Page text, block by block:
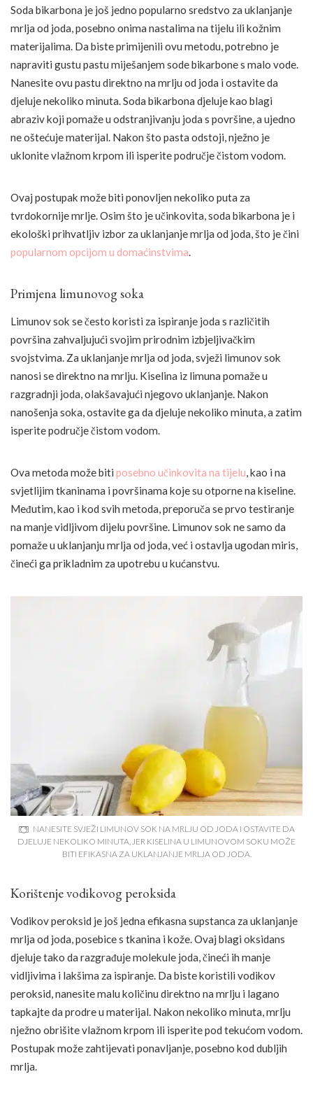
Soda bikarbona je još jedno popularno sredstvo za uklanjanje
mrlja od joda, posebno onima nastalima na tijelu ili kožnim
materijalima. Da biste primijenili ovu metodu, potrebno je
napraviti gustu pastu miješanjem sode bikarbone s malo vode.
Nanesite ovu pastu direktno na mrlju od joda i ostavite da
djeluje nekoliko minuta. Soda bikarbona djeluje kao blagi
abraziv koji pomaže u odstranjivanju joda s površine, a ujedno
ne oštećuje materijal. Nakon što pasta odstoji, nježno je
uklonite vlažnom krpom ili isperite područje čistom vodom.
Ovaj postupak može biti ponovljen nekoliko puta za
tvrdokornije mrlje. Osim što je učinkovita, soda bikarbona je i
ekološki prihvatljiv izbor za uklanjanje mrlja od joda, što je čini
popularnom opcijom u domaćinstvima.
Primjena limunovog soka
Limunov sok se često koristi za ispiranje joda s različitih
površina zahvaljujući svojim prirodnim izbjeljivačkim
svojstvima. Za uklanjanje mrlja od joda, svježi limunov sok
nanosi se direktno na mrlju. Kiselina iz limuna pomaže u
razgradnji joda, olakšavajući njegovo uklanjanje. Nakon
nanošenja soka, ostavite ga da djeluje nekoliko minuta, a zatim
isperite područje čistom vodom.
Ova metoda može biti posebno učinkovita na tijelu, kao i na
svjetlijim tkaninama i površinama koje su otporne na kiseline.
Međutim, kao i kod svih metoda, preporuča se prvo testiranje
na manje vidljivom dijelu površine. Limunov sok ne samo da
pomaže u uklanjanju mrlja od joda, već i ostavlja ugodan miris,
čineći ga prikladnim za upotrebu u kućanstvu.
NANESITE SVJEŽI LIMUNOV SOK NA MRLJU OD JODA I OSTAVITE DA
DJELUJE NEKOLIKO MINUTA, JER KISELINA U LIMUNOVOM SOKU MOŽE
BITI EFIKASNA ZA UKLANJANJE MRLJA OD JODA.
Korištenje vodikovog peroksida
Vodikov peroksid je još jedna efikasna supstanca za uklanjanje
mrlja od joda, posebice s tkanina i kože. Ovaj blagi oksidans
djeluje tako da razgrađuje molekule joda, čineći ih manje
vidljivima i lakšima za ispiranje. Da biste koristili vodikov
peroksid, nanesite malu količinu direktno na mrlju i lagano
tapkajte da prodre u materijal. Nakon nekoliko minuta, mrlju
nježno obrišite vlažnom krpom ili isperite pod tekućom vodom.
Postupak može zahtijevati ponavljanje, posebno kod dubljih
mrlja.